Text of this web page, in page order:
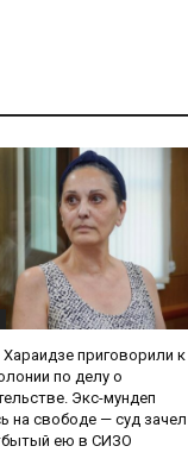
Хараидзе приговорили к
по делу о
Экс-мундеп
на свободе — суд зачел
ею в СИЗО